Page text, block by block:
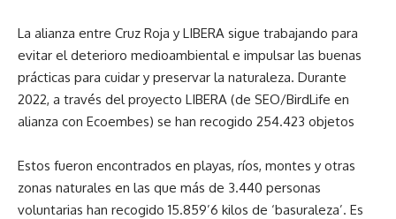
La alianza entre Cruz Roja y LIBERA sigue trabajando para
evitar el deterioro medioambiental e impulsar las buenas
prácticas para cuidar y preservar la naturaleza. Durante
2022, a través del proyecto LIBERA (de SEO/BirdLife en
alianza con Ecoembes) se han recogido 254.423 objetos
Estos fueron encontrados en playas, ríos, montes y otras
zonas naturales en las que más de 3.440 personas
voluntarias han recogido 15.859’6 kilos de ‘basuraleza’. Es